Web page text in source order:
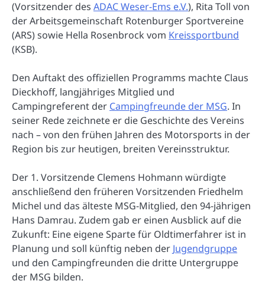
(Vorsitzender des ADAC Weser-Ems e.V.), Rita Toll von
der Arbeitsgemeinschaft Rotenburger Sportvereine
(ARS) sowie Hella Rosenbrock vom Kreissportbund
(KSB).
Den Auftakt des offiziellen Programms machte Claus
Dieckhoff, langjähriges Mitglied und
Campingreferent der Campingfreunde der MSG. In
seiner Rede zeichnete er die Geschichte des Vereins
nach – von den frühen Jahren des Motorsports in der
Region bis zur heutigen, breiten Vereinsstruktur.
Der 1. Vorsitzende Clemens Hohmann würdigte
anschließend den früheren Vorsitzenden Friedhelm
Michel und das älteste MSG-Mitglied, den 94-jährigen
Hans Damrau. Zudem gab er einen Ausblick auf die
Zukunft: Eine eigene Sparte für Oldtimerfahrer ist in
Planung und soll künftig neben der Jugendgruppe
und den Campingfreunden die dritte Untergruppe
der MSG bilden.